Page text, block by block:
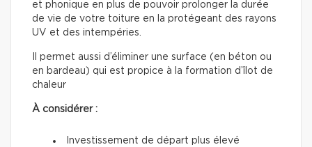
et phonique en plus de pouvoir prolonger la durée
de vie de votre toiture en la protégeant des rayons
UV et des intempéries.
Il permet aussi d’éliminer une surface (en béton ou
en bardeau) qui est propice à la formation d’îlot de
chaleur
À considérer :
Investissement de départ plus élevé